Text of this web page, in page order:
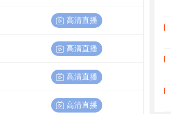
高清直播
高清直播
高清直播
高清直播